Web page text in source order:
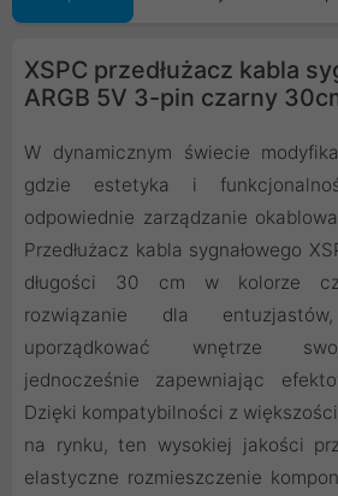
XSPC przedłużacz kabla
ARGB 5V 3-pin czarny
W dynamicznym świecie
gdzie estetyka i
odpowiednie zarządzanie
Przedłużacz kabla sygnałowego
długości 30 cm w kolorze
rozwiązanie dla
uporządkować wnętrze
jednocześnie zapewniając
Dzięki kompatybilności z
na rynku, ten wysokiej jakości
elastyczne rozmieszczenie